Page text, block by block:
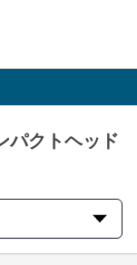
パクトヘッド